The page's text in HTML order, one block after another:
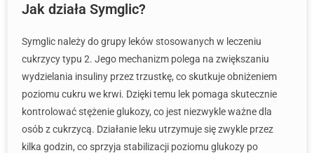
Jak działa Symglic?
Symglic należy do grupy leków stosowanych w leczeniu
cukrzycy typu 2. Jego mechanizm polega na zwiększaniu
wydzielania insuliny przez trzustkę, co skutkuje obniżeniem
poziomu cukru we krwi. Dzięki temu lek pomaga skutecznie
kontrolować stężenie glukozy, co jest niezwykle ważne dla
osób z cukrzycą. Działanie leku utrzymuje się zwykle przez
kilka godzin, co sprzyja stabilizacji poziomu glukozy po